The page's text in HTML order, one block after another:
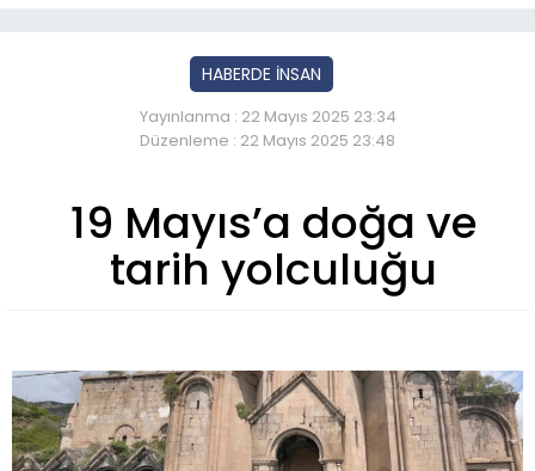
HABERDE İNSAN
Yayınlanma : 22 Mayıs 2025 23:34
Düzenleme : 22 Mayıs 2025 23:48
19 Mayıs’a doğa ve
tarih yolculuğu